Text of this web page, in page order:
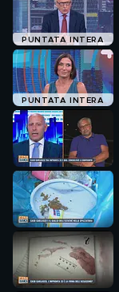
PUNTATA INTERA
PUNTATA INTERA